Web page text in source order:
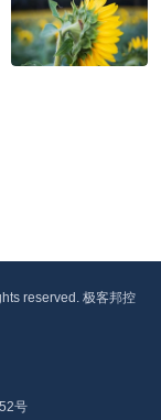
reserved. 极客邦控
号